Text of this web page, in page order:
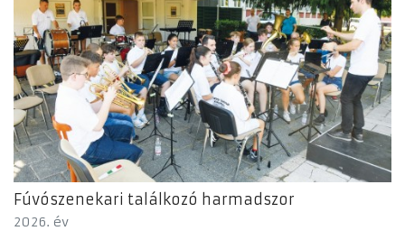
Fúvószenekari találkozó harmadszor
2026. év